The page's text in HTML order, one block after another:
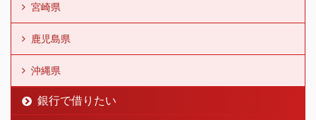
宮崎県
鹿児島県
沖縄県
銀行で借りたい